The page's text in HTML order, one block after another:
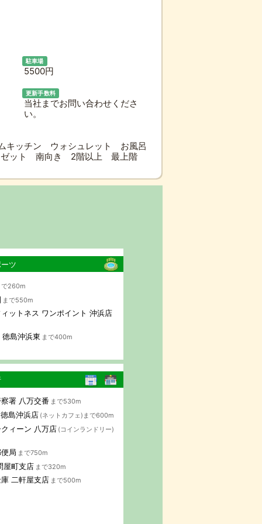
駐車場
5500円
更新手数料
当社までお問い合わせくださ
い。
キッチン ウォシュレット お風呂
ゼット 南向き 2階以上 最上階
ツ
で260m
まで550m
ットネス ワンポイント 沖浜店
島沖浜東 まで400m
署 八万交番 まで530m
島沖浜店 (ネットカフェ)まで600m
ィーン 八万店 (コインランドリー)
局 まで750m
屋町支店 まで320m
二軒屋支店 まで500m